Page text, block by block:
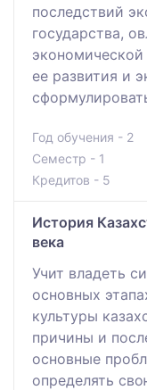
последствий
государства,
ее развития и
Год обучения - 2
Семестр - 1
Кредитов - 5
История
века
Учит владеть
основных
культуры
причины и
основные
определять